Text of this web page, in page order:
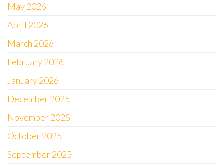
May 2026
April 2026
March 2026
February 2026
January 2026
December 2025
November 2025
October 2025
September 2025